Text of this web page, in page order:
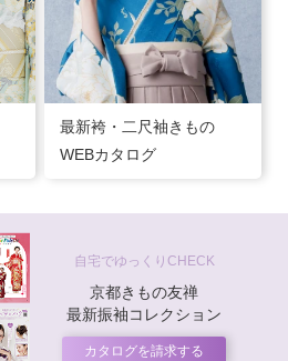
最新袴・二尺袖きもの
WEBカタログ
自宅でゆっくりCHECK
京都きもの友禅
最新振袖コレクション
カタログを請求する